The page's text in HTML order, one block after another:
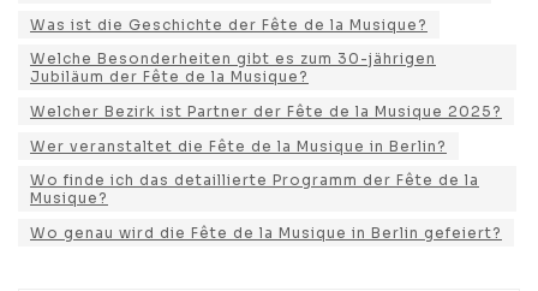
Was ist die Geschichte der Fête de la Musique?
Welche Besonderheiten gibt es zum 30-jährigen
Jubiläum der Fête de la Musique?
Welcher Bezirk ist Partner der Fête de la Musique 2025?
Wer veranstaltet die Fête de la Musique in Berlin?
Wo finde ich das detaillierte Programm der Fête de la
Musique?
Wo genau wird die Fête de la Musique in Berlin gefeiert?